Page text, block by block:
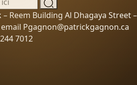
Reem Building Al Dhagaya Street –
Pgagnon@patrickgagnon.ca
7012